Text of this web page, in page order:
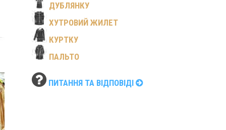
ДУБЛЯНКУ
ХУТРОВИЙ ЖИЛЕТ
КУРТКУ
ПАЛЬТО
ПИТАННЯ ТА ВІДПОВІДІ